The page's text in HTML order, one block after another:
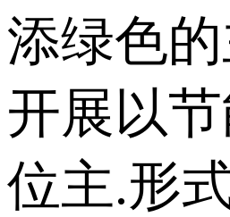
添绿色的
开展以
位主.形